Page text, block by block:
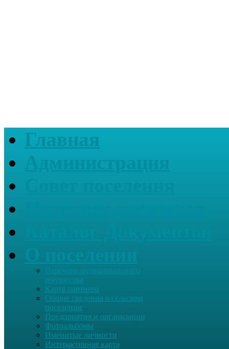
Главная
Перечень муниципального
имущества
Карта партнера
Общие сведения о сельском
поселении
Предприятия и организации
Фотоальбомы
Именитые личности
Интерактивная карта